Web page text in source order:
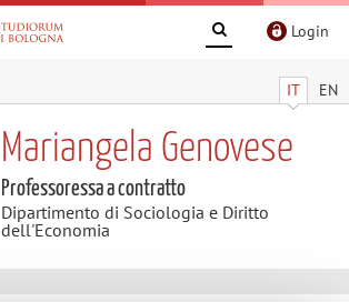
Login
IT EN
Mariangela Genovese
Professoressa a contratto
Dipartimento di Sociologia e Diritto
dell'Economia